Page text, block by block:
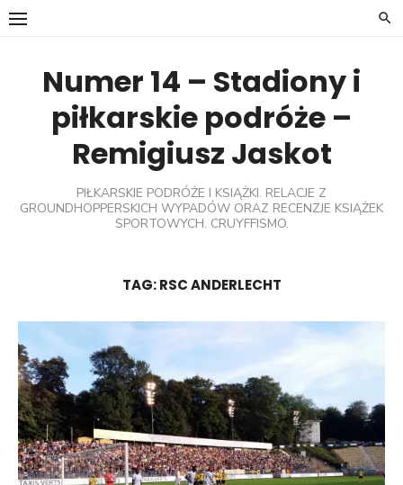
Skip
Numer 14 – Stadiony i
piłkarskie podróże –
Remigiusz Jaskot
PIŁKARSKIE PODRÓŻE I KSIĄŻKI. RELACJE Z
GROUNDHOPPERSKICH WYPADÓW ORAZ RECENZJE KSIĄŻEK
SPORTOWYCH. CRUYFFISMO.
TAG:RSC ANDERLECHT